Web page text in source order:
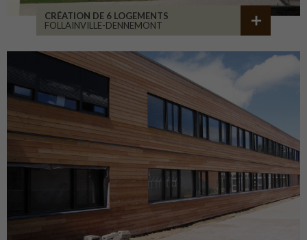
CRÉATION DE 6 LOGEMENTS
FOLLAINVILLE-DENNEMONT